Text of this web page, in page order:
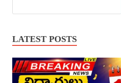
LATEST POSTS